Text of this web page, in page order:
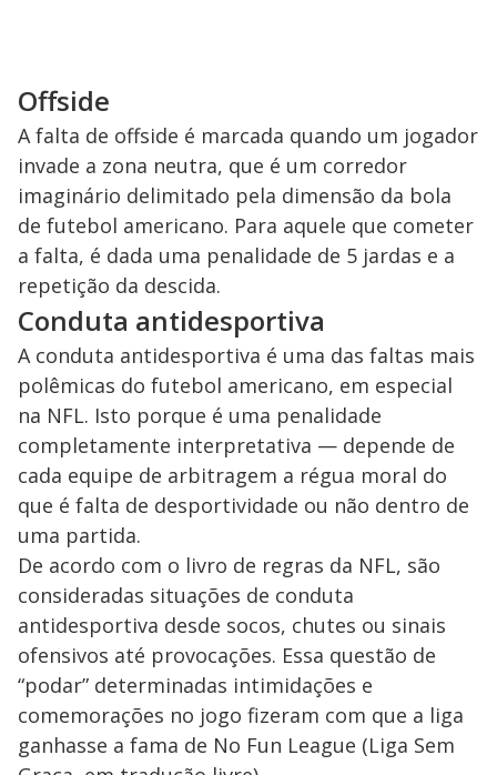
Offside
A falta de offside é marcada quando um jogador
invade a zona neutra, que é um corredor
imaginário delimitado pela dimensão da bola
de futebol americano. Para aquele que cometer
a falta, é dada uma penalidade de 5 jardas e a
repetição da descida.
Conduta antidesportiva
A conduta antidesportiva é uma das faltas mais
polêmicas do futebol americano, em especial
na NFL. Isto porque é uma penalidade
completamente interpretativa — depende de
cada equipe de arbitragem a régua moral do
que é falta de desportividade ou não dentro de
uma partida.
De acordo com o livro de regras da NFL, são
consideradas situações de conduta
antidesportiva desde socos, chutes ou sinais
ofensivos até provocações. Essa questão de
“podar” determinadas intimidações e
comemorações no jogo fizeram com que a liga
ganhasse a fama de No Fun League (Liga Sem